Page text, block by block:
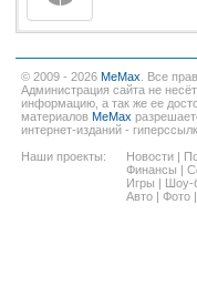
© 2009 - 2026 MeMax . Все
Администрация сайта не
информацию, а так же ее
материалов MeMax
интернет-изданий -
Наши проекты:
Новости
Финансы
Игры
Шоу-
Авто
Фото